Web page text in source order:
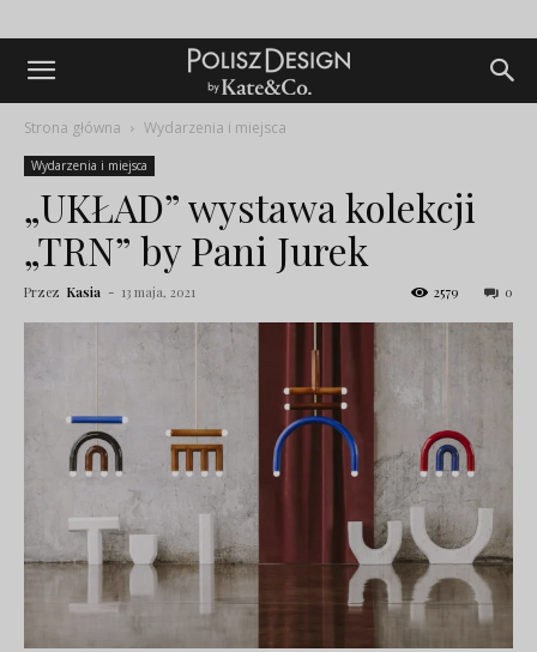
Strona główna Wydarzenia i miejsca
Wydarzenia i miejsca
„UKŁAD” wystawa kolekcji
„TRN” by Pani Jurek
Przez Kasia - 13 maja, 2021 0
2579